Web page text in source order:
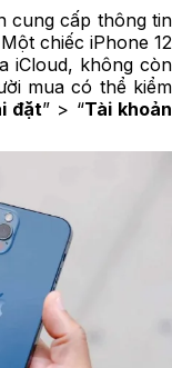
cung cấp thông tin
chiếc iPhone 12
iCloud, không còn
mua có thể kiểm
đặt” > “Tài khoản